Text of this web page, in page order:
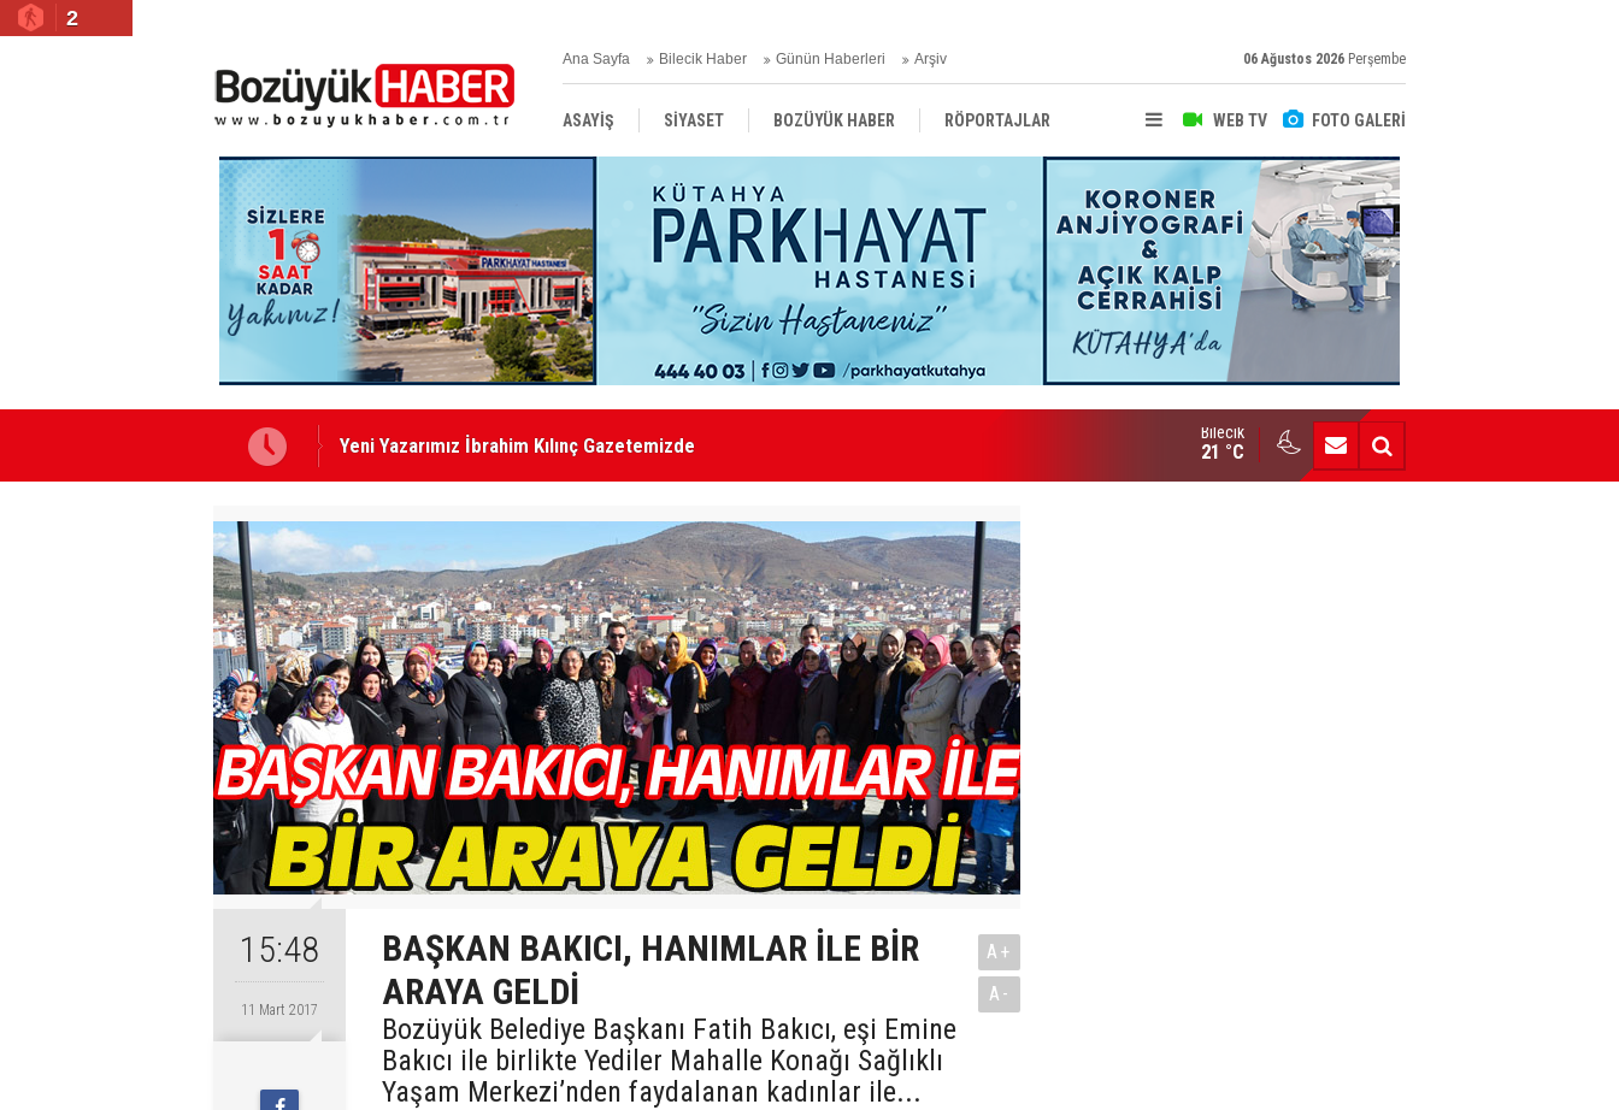
2
Ana Sayfa Bilecik Haber Günün Haberleri Arşiv 06 Ağustos 2026 Perşembe
WEB TV FOTO GALERİ
ASAYİŞ SİYASET BOZÜYÜK HABER RÖPORTAJLAR
RESMİ İLANLAR
Yeni Yazarımız İbrahim Kılınç Gazetemizde Bozüyük AİHL’den Büyük Başarı
Bilecik
21 °C
15:48
11 Mart 2017
BAŞKAN BAKICI, HANIMLAR İLE BİR
ARAYA GELDİ
Bozüyük Belediye Başkanı Fatih Bakıcı, eşi Emine
Bakıcı ile birlikte Yediler Mahalle Konağı Sağlıklı
Yaşam Merkezi’nden faydalanan kadınlar ile...
A+
A-